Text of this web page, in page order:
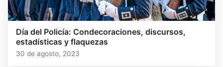
Día del Policía: Condecoraciones, discursos,
estadísticas y flaquezas
30 de agosto, 2023